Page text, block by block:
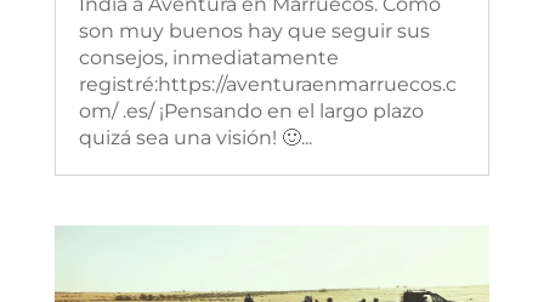
son muy buenos hay que seguir sus
consejos, inmediatamente
registré:https://aventuraenmarruecos.c
om/ .es/ ¡Pensando en el largo plazo
quizá sea una visión! 🙂...